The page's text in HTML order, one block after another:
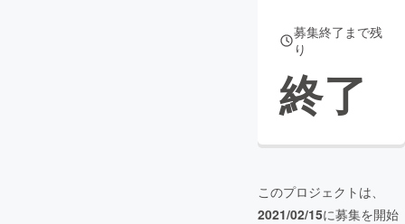
募集終了まで残
り
終了
このプロジェクトは、
2021/02/15に募集を開始